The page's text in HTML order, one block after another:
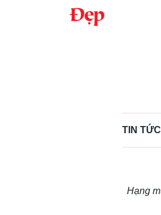
TIN TỨC
Hạng